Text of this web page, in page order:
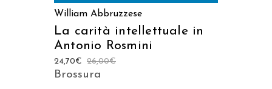
William Abbruzzese
La carità intellettuale in
Antonio Rosmini
26,00€
24,70€
Brossura